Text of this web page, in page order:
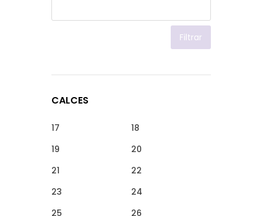
Filtrar
CALCES
17
18
19
20
21
22
23
24
25
26